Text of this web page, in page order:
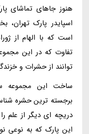
هنوز جاهای تماشای
اسپایدر پارک
است که با الهام از
تفاوت که در این
توانند از حشرات و
ساخت این مجموعه
برجسته ترین حشره
دریچه ای دیگر از علم
این پارک که به نوعی